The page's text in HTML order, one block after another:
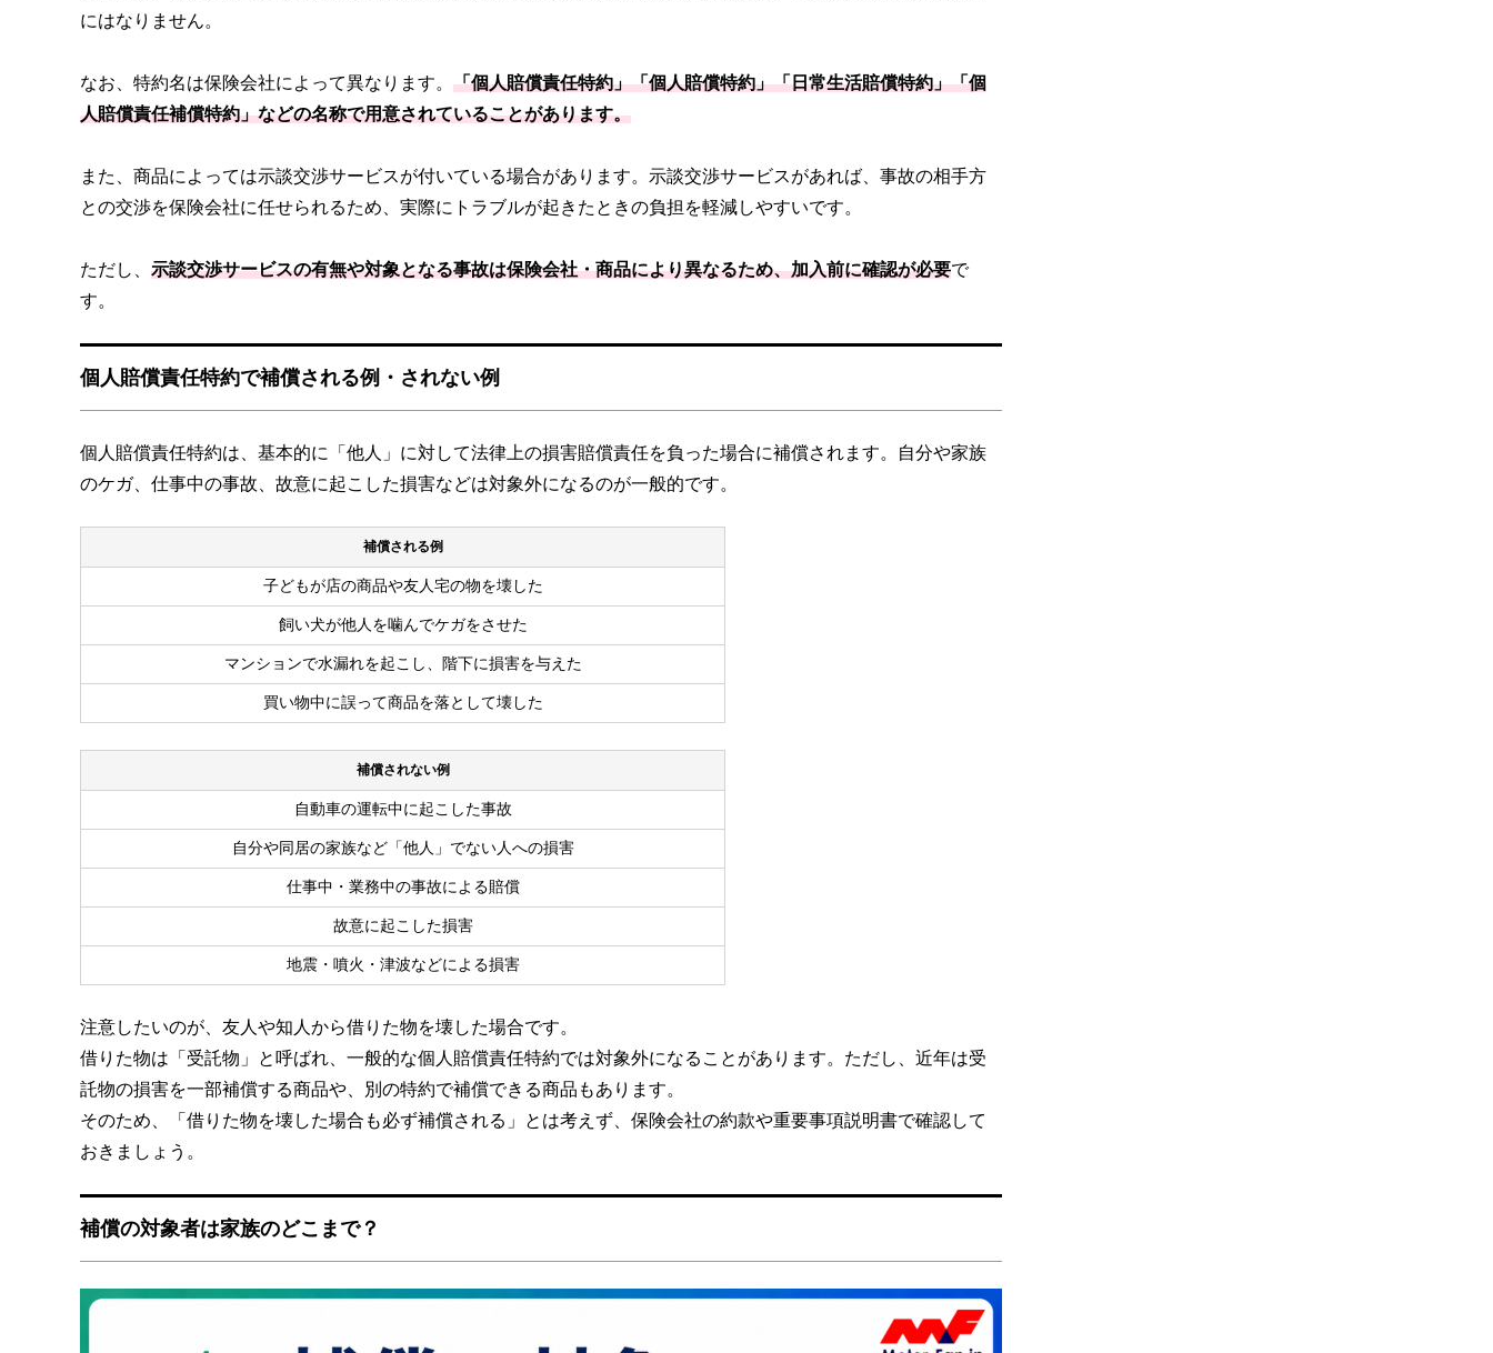
にはなりません。
なお、特約名は保険会社によって異なります。 「個人賠償責任特約」「個人賠償特約」「日常生活賠償特約」「個
人賠償責任補償特約」などの名称で用意されていることがあります。
また、商品によっては示談交渉サービスが付いている場合があります。示談交渉サービスがあれば、事故の相手方
との交渉を保険会社に任せられるため、実際にトラブルが起きたときの負担を軽減しやすいです。
ただし、 示談交渉サービスの有無や対象となる事故は保険会社・商品により異なるため、加入前に確認が必要で
す。
個人賠償責任特約で補償される例・されない例
個人賠償責任特約は、基本的に「他人」に対して法律上の損害賠償責任を負った場合に補償されます。自分や家族
のケガ、仕事中の事故、故意に起こした損害などは対象外になるのが一般的です。
補償される例
子どもが店の商品や友人宅の物を壊した
飼い犬が他人を噛んでケガをさせた
マンションで水漏れを起こし、階下に損害を与えた
買い物中に誤って商品を落として壊した
補償されない例
自動車の運転中に起こした事故
自分や同居の家族など「他人」でない人への損害
仕事中・業務中の事故による賠償
故意に起こした損害
地震・噴火・津波などによる損害
注意したいのが、友人や知人から借りた物を壊した場合です。
借りた物は「受託物」と呼ばれ、一般的な個人賠償責任特約では対象外になることがあります。ただし、近年は受
託物の損害を一部補償する商品や、別の特約で補償できる商品もあります。
そのため、「借りた物を壊した場合も必ず補償される」とは考えず、保険会社の約款や重要事項説明書で確認して
おきましょう。
補償の対象者は家族のどこまで？